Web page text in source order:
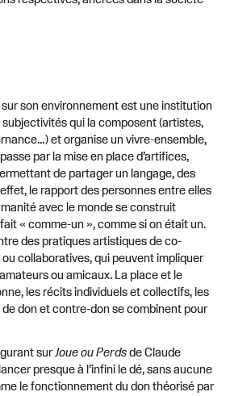
son environnement est une institution
qui la composent (artistes,
et organise un vivre-ensemble,
par la mise en place d’artifices,
de partager un langage, des
le rapport des personnes entre elles
avec le monde se construit
« comme-un », comme si on était un.
des pratiques artistiques de co-
collaboratives, qui peuvent impliquer
ou amicaux. La place et le
les récits individuels et collectifs, les
de don et contre-don se combinent pour
sur Joue ou Perdsde Claude
presque à l’infini le dé, sans aucune
le fonctionnement du don théorisé par